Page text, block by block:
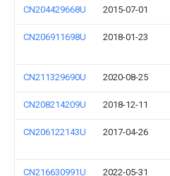
CN204429668U 2015-07-01
CN206911698U 2018-01-23
CN211329690U 2020-08-25
CN208214209U 2018-12-11
CN206122143U 2017-04-26
CN216630991U 2022-05-31